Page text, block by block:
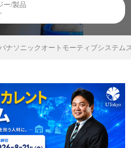
ー/製品
ナソニックオートモーティブシステム